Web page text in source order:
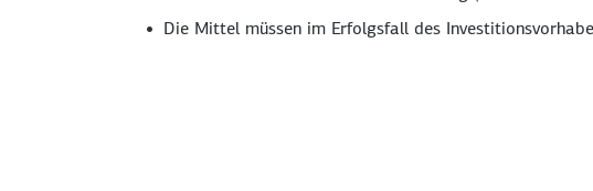
Die Mittel müssen im Erfolgsfall des